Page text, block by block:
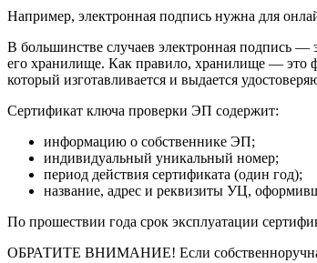
Например, электронная подпись нужна для
В большинстве случаев электронная подпись —
его хранилище. Как правило, хранилище — это
который изготавливается и выдается
Сертификат ключа проверки ЭП содержит:
информацию о собственнике ЭП;
индивидуальный уникальный номер;
период действия сертификата (один год);
название, адрес и реквизиты УЦ,
По прошествии года срок эксплуатации
ОБРАТИТЕ ВНИМАНИЕ! Если собственноручная